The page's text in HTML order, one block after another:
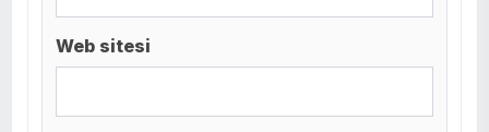
Web sitesi